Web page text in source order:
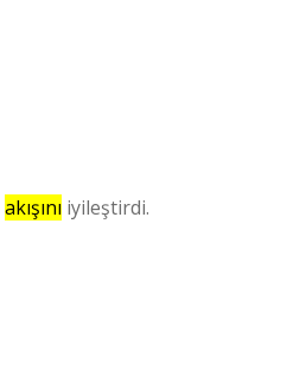
akışını iyileştirdi.